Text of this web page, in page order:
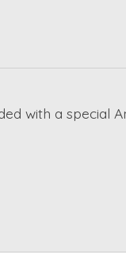
with a special